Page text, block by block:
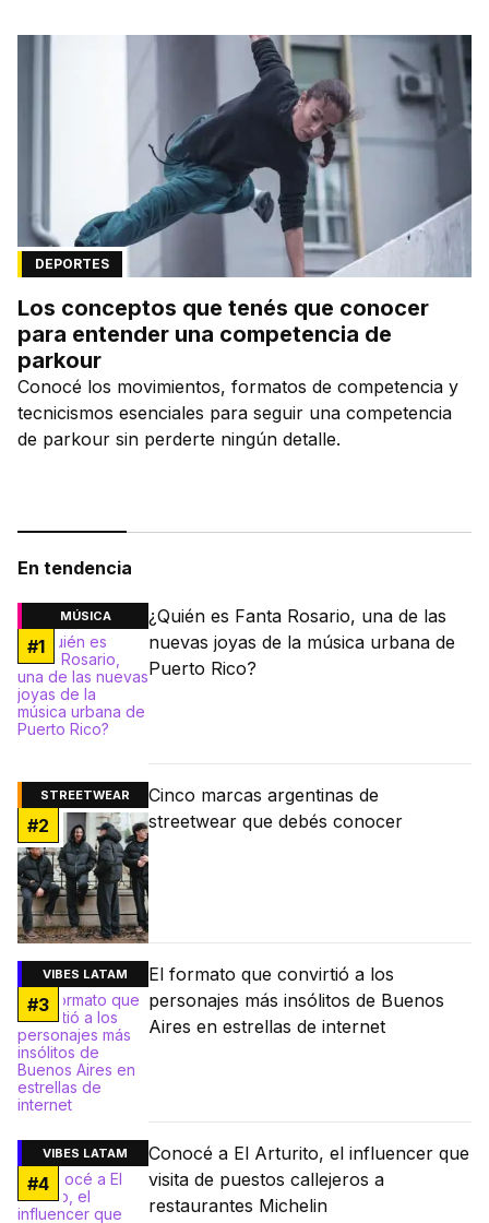
DEPORTES
Los conceptos que tenés que conocer
para entender una competencia de
parkour
Conocé los movimientos, formatos de competencia y
tecnicismos esenciales para seguir una competencia
de parkour sin perderte ningún detalle.
En tendencia
MÚSICA
#1
¿Quién es Fanta Rosario, una de las
nuevas joyas de la música urbana de
Puerto Rico?
STREETWEAR
#2
Cinco marcas argentinas de
streetwear que debés conocer
VIBES LATAM
#3
El formato que convirtió a los
personajes más insólitos de Buenos
Aires en estrellas de internet
VIBES LATAM
#4
Conocé a El Arturito, el influencer que
visita de puestos callejeros a
restaurantes Michelin